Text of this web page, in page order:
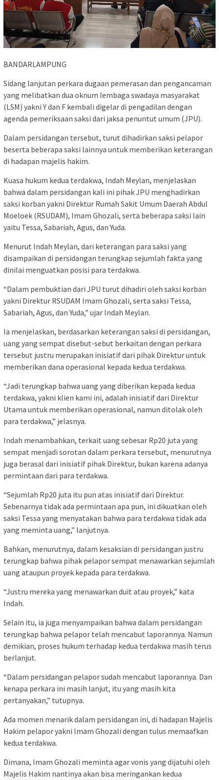
BANDARLAMPUNG
Sidang lanjutan perkara dugaan pemerasan dan pengancaman
yang melibatkan dua oknum lembaga swadaya masyarakat
(LSM) yakni Y dan F kembali digelar di pengadilan dengan
agenda pemeriksaan saksi dari jaksa penuntut umum (JPU).
Dalam persidangan tersebut, turut dihadirkan saksi pelapor
beserta beberapa saksi lainnya untuk memberikan keterangan
di hadapan majelis hakim.
Kuasa hukum kedua terdakwa, Indah Meylan, menjelaskan
bahwa dalam persidangan kali ini pihak JPU menghadirkan
saksi korban yakni Direktur Rumah Sakit Umum Daerah Abdul
Moeloek (RSUDAM), Imam Ghozali, serta beberapa saksi lain
yaitu Tessa, Sabariah, Agus, dan Yuda.
Menurut Indah Meylan, dari keterangan para saksi yang
disampaikan di persidangan terungkap sejumlah fakta yang
dinilai menguatkan posisi para terdakwa.
“Dalam pembuktian dari JPU turut dihadiri oleh saksi korban
yakni Direktur RSUDAM Imam Ghozali, serta saksi Tessa,
Sabariah, Agus, dan Yuda,” ujar Indah Meylan.
Ia menjelaskan, berdasarkan keterangan saksi di persidangan,
uang yang sempat disebut-sebut berkaitan dengan perkara
tersebut justru merupakan inisiatif dari pihak Direktur untuk
memberikan dana operasional kepada kedua terdakwa.
“Jadi terungkap bahwa uang yang diberikan kepada kedua
terdakwa, yakni klien kami ini, adalah inisiatif dari Direktur
Utama untuk memberikan operasional, namun ditolak oleh
para terdakwa,” jelasnya.
Indah menambahkan, terkait uang sebesar Rp20 juta yang
sempat menjadi sorotan dalam perkara tersebut, menurutnya
juga berasal dari inisiatif pihak Direktur, bukan karena adanya
permintaan dari para terdakwa.
“Sejumlah Rp20 juta itu pun atas inisiatif dari Direktur.
Sebenarnya tidak ada permintaan apa pun, ini dikuatkan oleh
saksi Tessa yang menyatakan bahwa para terdakwa tidak ada
yang meminta uang,” lanjutnya.
Bahkan, menurutnya, dalam kesaksian di persidangan justru
terungkap bahwa pihak pelapor sempat menawarkan sejumlah
uang ataupun proyek kepada para terdakwa.
“Justru mereka yang menawarkan duit atau proyek,” kata
Indah.
Selain itu, ia juga menyampaikan bahwa dalam persidangan
terungkap bahwa pelapor telah mencabut laporannya. Namun
demikian, proses hukum terhadap kedua terdakwa masih terus
berlanjut.
“Dalam persidangan pelapor sudah mencabut laporannya. Dan
kenapa perkara ini masih lanjut, itu yang masih kita
pertanyakan,” tutupnya.
Ada momen menarik dalam persidangan ini, di hadapan Majelis
Hakim pelapor yakni Imam Ghozali dengan tulus memaafkan
kedua terdakwa.
Dimana, Imam Ghozali meminta agar vonis yang dijatuhi oleh
Majelis Hakim nantinya akan bisa meringankan kedua